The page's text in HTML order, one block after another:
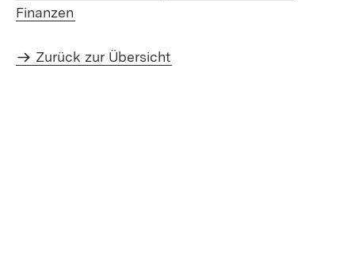
Finanzen
Zurück zur Übersicht